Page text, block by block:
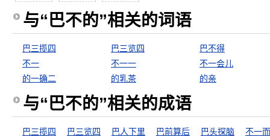
与“巴不的”相关的词语
巴三揽四 巴三览四
巴不得
不一
不一一
不一会儿
的一确二
的乳茶 的亲
与“巴不的”相关的成语
巴三揽四 巴三览四 巴人下里 巴前算后 巴头探脑
不一